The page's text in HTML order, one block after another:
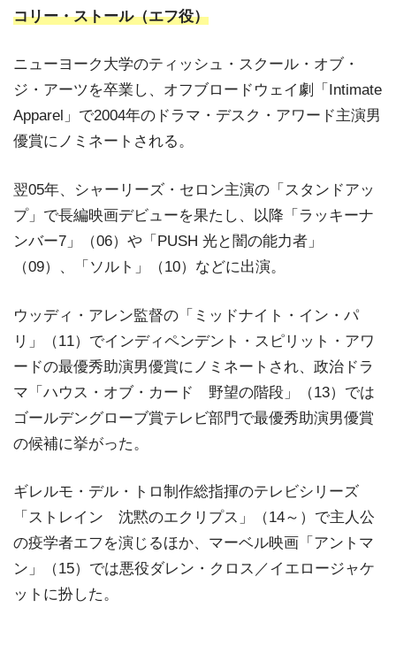
コリー・ストール（エフ役）
ニューヨーク大学のティッシュ・スクール・オブ・
ジ・アーツを卒業し、オフブロードウェイ劇「Intimate
Apparel」で2004年のドラマ・デスク・アワード主演男
優賞にノミネートされる。
翌05年、シャーリーズ・セロン主演の「スタンドアッ
プ」で長編映画デビューを果たし、以降「ラッキーナ
ンバー7」（06）や「PUSH 光と闇の能力者」
（09）、「ソルト」（10）などに出演。
ウッディ・アレン監督の「ミッドナイト・イン・パ
リ」（11）でインディペンデント・スピリット・アワ
ードの最優秀助演男優賞にノミネートされ、政治ドラ
マ「ハウス・オブ・カード 野望の階段」（13）では
ゴールデングローブ賞テレビ部門で最優秀助演男優賞
の候補に挙がった。
ギレルモ・デル・トロ制作総指揮のテレビシリーズ
「ストレイン 沈黙のエクリプス」（14～）で主人公
の疫学者エフを演じるほか、マーベル映画「アントマ
ン」（15）では悪役ダレン・クロス／イエロージャケ
ットに扮した。